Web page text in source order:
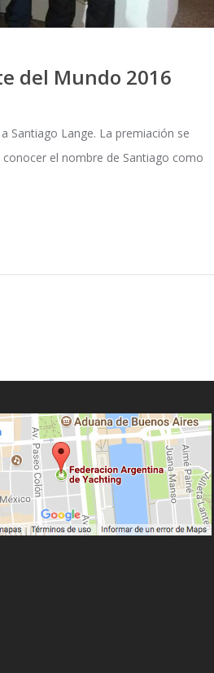
del Mundo 2016
Santiago Lange. La premiación se
el nombre de Santiago como